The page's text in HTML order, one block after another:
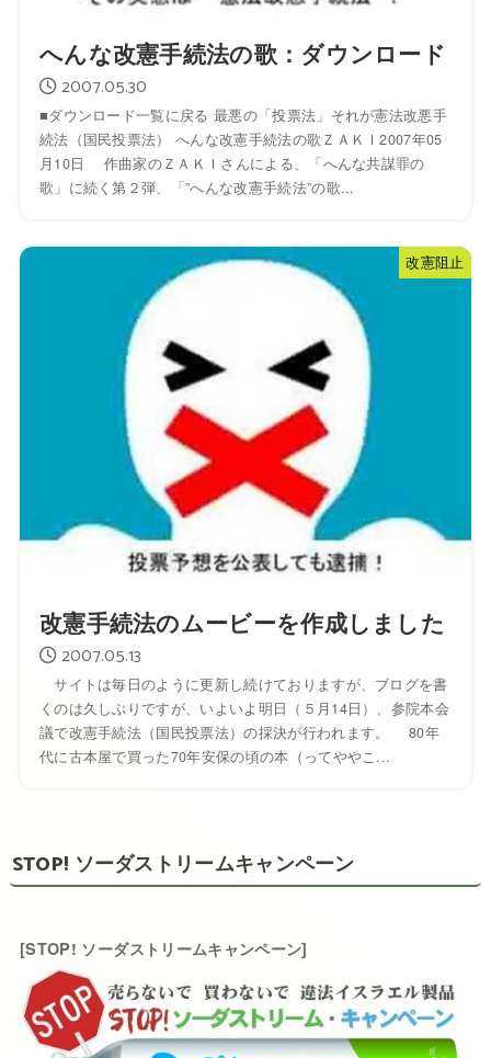
へんな改憲手続法の歌：ダウンロード
2007.05.30
■ダウンロード一覧に戻る 最悪の「投票法」それが憲法改悪手
続法（国民投票法） へんな改憲手続法の歌ＺＡＫＩ2007年05
月10日 作曲家のＺＡＫＩさんによる、「へんな共謀罪の
歌」に続く第２弾、「”へんな改憲手続法”の歌...
改憲阻止
改憲手続法のムービーを作成しました
2007.05.13
サイトは毎日のように更新し続けておりますが、ブログを書
くのは久しぶりですが、いよいよ明日（５月14日）、参院本会
議で改憲手続法（国民投票法）の採決が行われます。 80年
代に古本屋で買った70年安保の頃の本（ってややこ...
STOP! ソーダストリームキャンペーン
[STOP! ソーダストリームキャンペーン]